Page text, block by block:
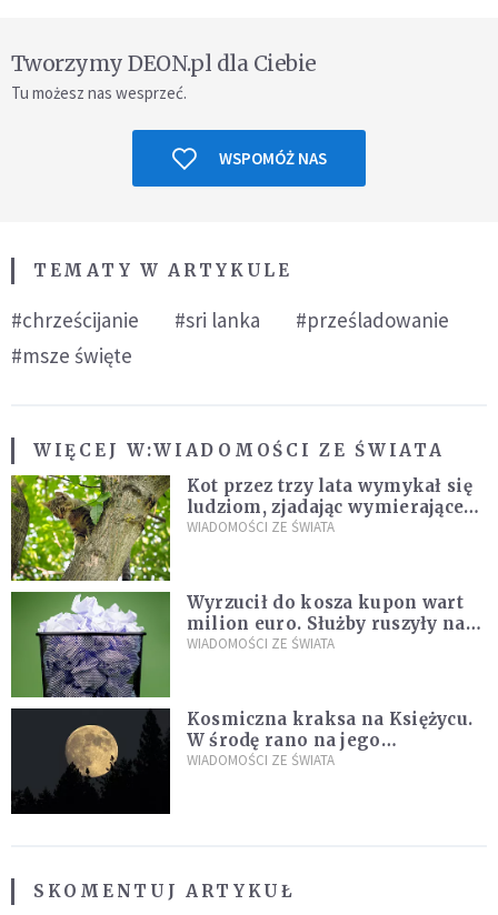
Tworzymy DEON.pl dla Ciebie
Tu możesz nas wesprzeć.
WSPOMÓŻ NAS
TEMATY W ARTYKULE
#chrześcijanie #sri lanka
#prześladowanie
#msze święte
WIĘCEJ W:WIADOMOŚCI ZE ŚWIATA
Kot przez trzy lata wymykał się
ludziom, zjadając wymierające
kaczki. W końcu popełnił
WIADOMOŚCI ZE ŚWIATA
Wyrzucił do kosza kupon wart
milion euro. Służby ruszyły na
poszukiwania
WIADOMOŚCI ZE ŚWIATA
Kosmiczna kraksa na Księżycu.
W środę rano na jego
powierzchni dojdzie do
WIADOMOŚCI ZE ŚWIATA
SKOMENTUJ ARTYKUŁ